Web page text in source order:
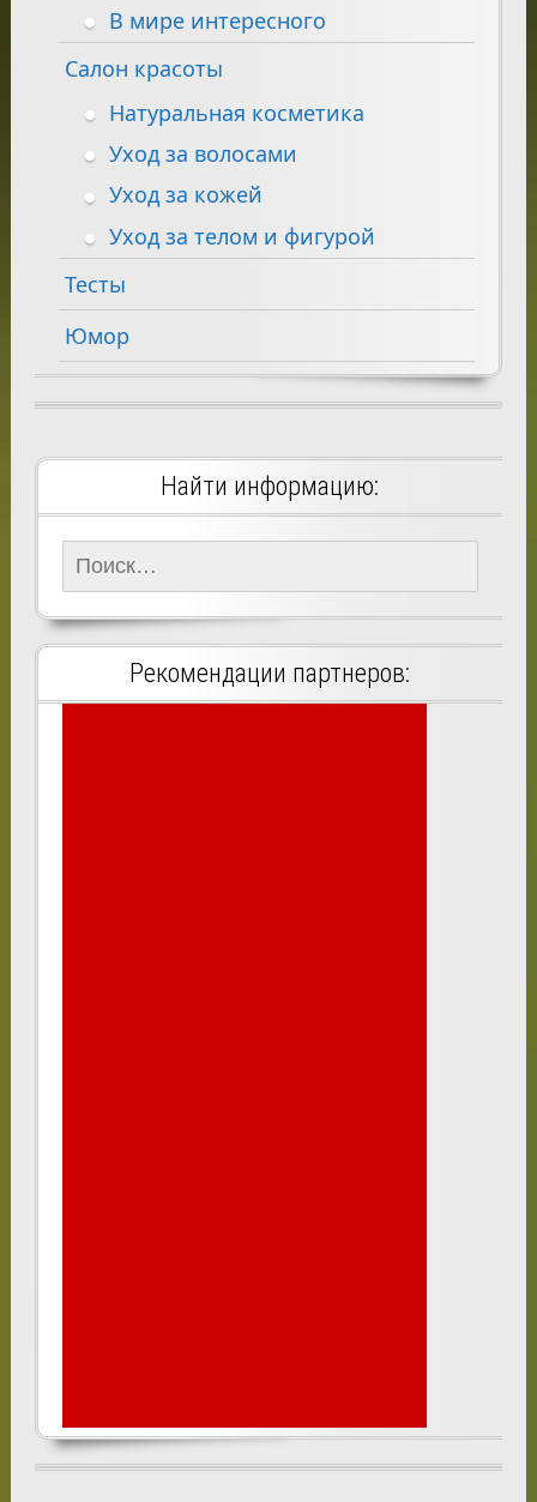
В мире интересного
Салон красоты
Натуральная косметика
Уход за волосами
Уход за кожей
Уход за телом и фигурой
Тесты
Юмор
Найти информацию:
Найти:
Рекомендации партнеров: